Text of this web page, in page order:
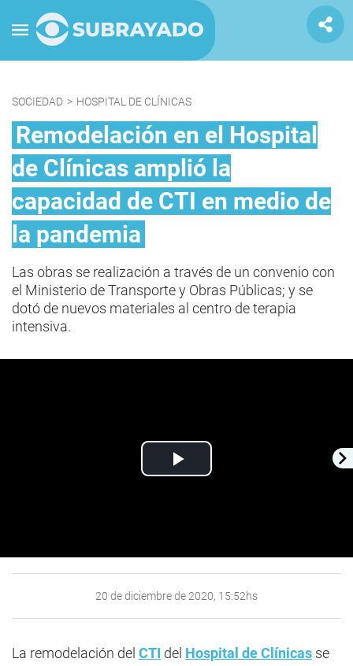
SOCIEDAD > HOSPITAL DE CLÍNICAS
Remodelación en el Hospital
de Clínicas amplió la
capacidad de CTI en medio de
la pandemia
Las obras se realización a través de un convenio con
el Ministerio de Transporte y Obras Públicas; y se
dotó de nuevos materiales al centro de terapia
intensiva.
Play
20 de diciembre de 2020, 15:52hs
La remodelación del CTI del Hospital de Clínicas se